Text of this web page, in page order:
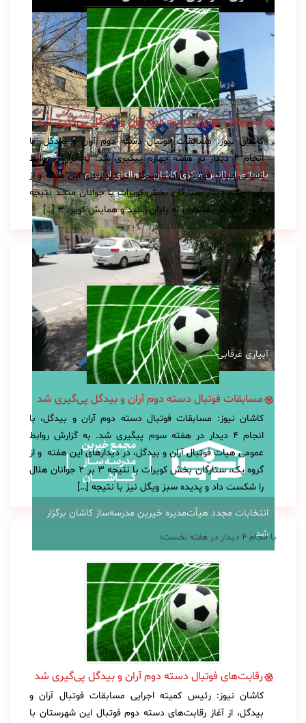
بازسازی اورژانس مرکزی کاشان در هاله‌ای از ابهام
آبیاری غرقابی در کاشان در اوج بحران آب
انتخابات مجدد هیأت‌مدیره خیرین مدرسه‌ساز کاشان برگزار
شد
مسابقات فوتبال دسته دوم آران و بیدگل پی‌گیری شد
کاشان نیوز: مسابقات فوتبال دسته دوم آران و بیدگل، با
انجام ۴ دیدار در هفته چهارم پیگیری شد. به گزارش روابط
عمومی هیات فوتبال آران و بیدگل، در دیدارهای این هفته و از
گروه یک، دیدار ستارگان بخش کویرات با جوانان متحد نتیجه
۲ بر ۲ جوانان مساوی به پایان رسید و همایش کویر، ۳ […]
با انجام ۴ دیدار در هفته سوم؛
مسابقات فوتبال دسته دوم آران و بیدگل پی‌گیری شد
کاشان نیوز: مسابقات فوتبال دسته دوم آران و بیدگل، با
انجام ۴ دیدار در هفته سوم پیگیری شد. به گزارش روابط
عمومی هیات فوتبال آران و بیدگل، در دیدارهای این هفته و از
گروه یک، ستارگان بخش کویرات با نتیجه ۳ بر ۲ جوانان هلال
را شکست داد و پدیده سبز ویگل نیز با نتیجه […]
با انجام ۴ دیدار در هفته نخست؛
رقابت‌های فوتبال دسته دوم آران و بیدگل پی‌گیری شد
کاشان نیوز: رئیس کمیته اجرایی مسابقات فوتبال آران و
بیدگل، از آغاز رقابت‌های دسته دوم فوتبال این شهرستان با